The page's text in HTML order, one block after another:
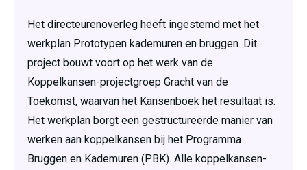
Het directeurenoverleg heeft ingestemd met het
werkplan Prototypen kademuren en bruggen. Dit
project bouwt voort op het werk van de
Koppelkansen-projectgroep Gracht van de
Toekomst, waarvan het Kansenboek het resultaat is.
Het werkplan borgt een gestructureerde manier van
werken aan koppelkansen bij het Programma
Bruggen en Kademuren (PBK). Alle koppelkansen-